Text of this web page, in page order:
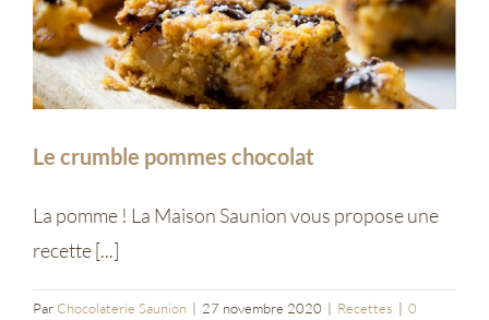
Entreprises
Saunion
Le crumble pommes chocolat
La pomme ! La Maison Saunion vous propose une
recette [...]
ParChocolaterie Saunion | 27 novembre 2020 | Recettes | 0